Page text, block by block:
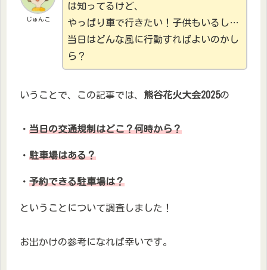
じゅんこ
は知ってるけど、
やっぱり車で行きたい！子供もいるし…
当日はどんな風に行動すればよいのかし
ら？
いうことで、この記事では、 熊谷花火大会2025の
・ 当日の交通規制はどこ？何時から？
・ 駐車場はある？
・ 予約できる駐車場は？
ということについて調査しました！
お出かけの参考になれば幸いです。